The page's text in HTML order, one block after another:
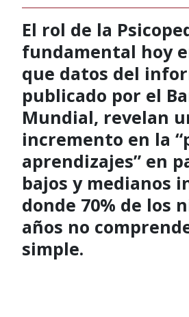
El rol de la
fundamental hoy
que datos del
publicado por el
Mundial, revelan
incremento en la
aprendizajes” en
bajos y medianos
donde 70% de los
años no
simple.